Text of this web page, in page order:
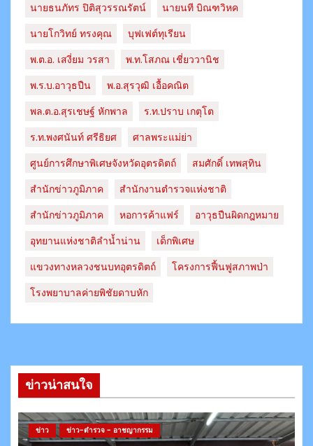
นายธนภัทร​ ปิติสุวรรณ​รัตน์​
นายนที บิณฑวิหค
นายโกวิทย์ ทรงคุณ
บุฟเฟต์ทุเรียน
พ.ต.อ. เสงี่ยม วรสา
พ.ท.โสภณ เชี่ยววานิช
พ.ร.บ.อาวุธปืน
พ.อ.สุรวุฒิ เอื้อคณิต
พล.ต.อ.สุรเชษฐ์ หักพาล
ร.ท.ปราบ เกตุโต
ร.ท.พงศนันท์ ศรีธิยศ
ศาลพระแม่ย่า
ศูนย์การศึกษาพิเศษจังหวัดอุตรดิตถ์
สมศักดิ์ เทพสุทิน
สำนักข่าวภูมิภาค
สำนักงานตำรวจแห่งชาติ
สํานักข่าวภูมิภาค
หอการค้าแฟร์
อาวุธปืนผิดกฎหมาย
อุทยานแห่งชาติลำน้ำน่าน
เด็กพิเศษ
แขวงทางหลวงชนบทอุตรดิตถ์​
โครงการฟื้นฟูสภาพป่า
โรงพยาบาลค่ายพิชัยดาบหัก
ข่าวน่าสนใจ
ข่าว ข่าว-ตำรวจ - อาชญากรรม